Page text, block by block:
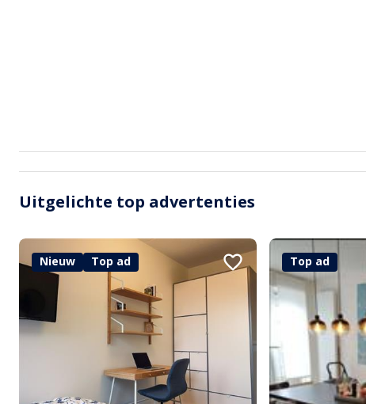
Uitgelichte top advertenties
Nieuw Top ad Top ad